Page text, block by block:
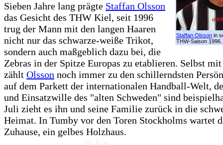
Staffan Olsson in
THW-Saison 1996.
Sieben Jahre lang prägte Staffan Olsson
das Gesicht des THW Kiel, seit 1996
trug der Mann mit den langen Haaren
nicht nur das schwarze-weiße Trikot,
sondern auch maßgeblich dazu bei, die
Zebras in der Spitze Europas zu etablieren. Selbst mit
zählt Olsson noch immer zu den schillerndsten
auf dem Parkett der internationalen Handball-Welt,
und Einsatzwille des "alten Schweden" sind
Juli zieht es ihn und seine Familie zurück in die
Heimat. In Tumby vor den Toren Stockholms wartet
Zuhause, ein gelbes Holzhaus.